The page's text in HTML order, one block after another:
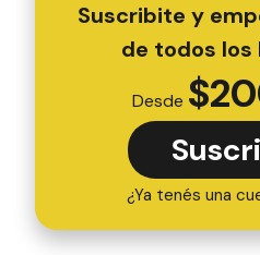
Suscribite y
de todos los
Desde $
¿Ya tenés una